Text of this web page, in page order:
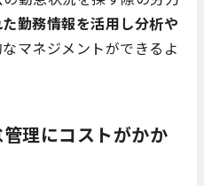
勤務情報を活用し分析や
マネジメントができるよ
管理にコストがかか